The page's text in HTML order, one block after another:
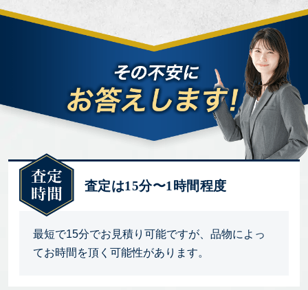
査定は15分〜1時間程度
最短で15分でお見積り可能ですが、品物によっ
てお時間を頂く可能性があります。